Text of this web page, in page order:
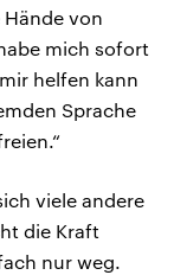
von
mich sofort
helfen kann
Sprache
viele andere
die Kraft
nur weg.